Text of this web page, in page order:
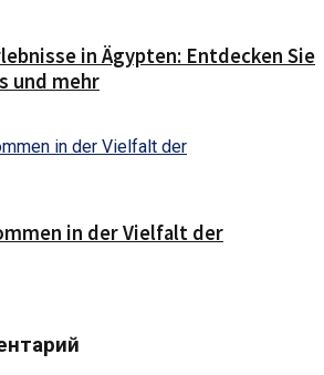
in Ägypten: Entdecken Sie
und mehr
in der Vielfalt der